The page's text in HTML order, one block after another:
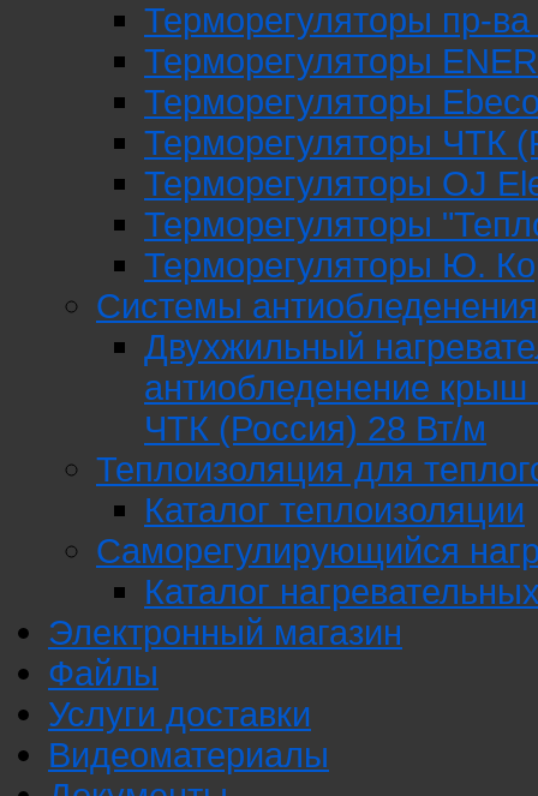
Терморегуляторы пр-ва
Терморегуляторы
Терморегуляторы
Терморегуляторы ЧТК
Терморегуляторы OJ
Терморегуляторы
Терморегуляторы Ю.
Системы антиобледенения
Двухжильный
антиобледенение крыш
ЧТК (Россия) 28 Вт/м
Теплоизоляция для
Каталог теплоизоляции
Саморегулирующийся
Каталог
Электронный магазин
Файлы
Услуги доставки
Видеоматериалы